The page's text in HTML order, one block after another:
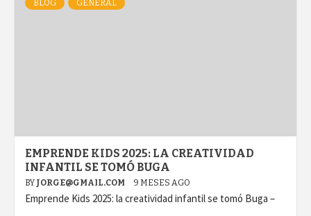
BLOG GENERAL
EMPRENDE KIDS 2025: LA CREATIVIDAD
INFANTIL SE TOMÓ BUGA
BY JORGE@GMAIL.COM 9 MESES AGO
Emprende Kids 2025: la creatividad infantil se tomó Buga –